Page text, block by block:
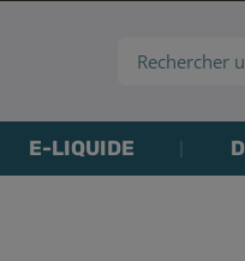
E-LIQUIDE